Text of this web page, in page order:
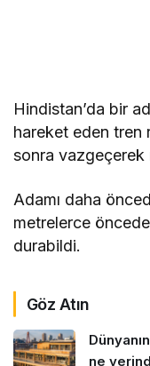
Hindistan’da bir
hareket eden tren
sonra vazgeçerek
Adamı daha
metrelerce
durabildi.
Göz Atın
ne